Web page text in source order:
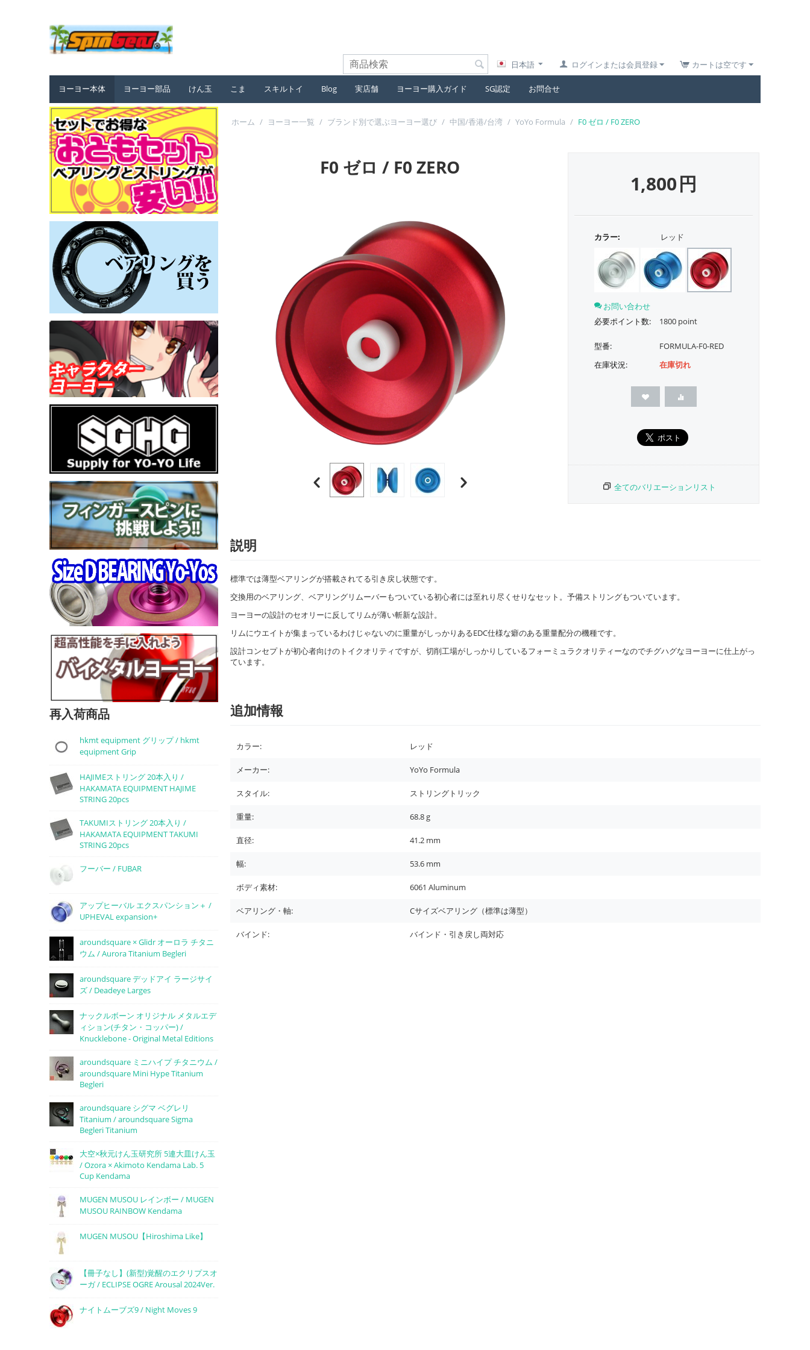
カートは空です
ログインまたは会員登録
日本語
ヨーヨー本体 ヨーヨー部品 けん玉 こま スキルトイ Blog 実店舗 ヨーヨー購入ガイド SG認定 お問合せ
再入荷商品
hkmt equipment グリップ / hkmt
equipment Grip
HAJIMEストリング 20本入り /
HAKAMATA EQUIPMENT HAJIME
STRING 20pcs
TAKUMIストリング 20本入り /
HAKAMATA EQUIPMENT TAKUMI
STRING 20pcs
フーバー / FUBAR
アップヒーバル エクスパンション＋ /
UPHEVAL expansion+
aroundsquare × Glidr オーロラ チタニ
ウム / Aurora Titanium Begleri
aroundsquare デッドアイ ラージサイ
ズ / Deadeye Larges
ナックルボーン オリジナル メタルエデ
ィション(チタン・コッパー) /
Knucklebone - Original Metal Editions
aroundsquare ミニハイプ チタニウム /
aroundsquare Mini Hype Titanium
Begleri
aroundsquare シグマ ベグレリ
Titanium / aroundsquare Sigma
Begleri Titanium
大空×秋元けん玉研究所 5連大皿けん玉
/ Ozora × Akimoto Kendama Lab. 5
Cup Kendama
MUGEN MUSOU レインボー / MUGEN
MUSOU RAINBOW Kendama
MUGEN MUSOU【Hiroshima Like】
【冊子なし】(新型)覚醒のエクリプスオ
ーガ / ECLIPSE OGRE Arousal 2024Ver.
ナイトムーブズ9 / Night Moves 9
ホーム / ヨーヨー一覧 / ブランド別で選ぶヨーヨー選び / 中国/香港/台湾 / YoYo Formula / F0 ゼロ / F0 ZERO
F0 ゼロ / F0 ZERO
1,800円
カラー: レッド
お問い合わせ
必要ポイント数:
1800 point
型番:
FORMULA-F0-RED
在庫状況:
在庫切れ
全てのバリエーションリスト
説明
標準では薄型ベアリングが搭載されてる引き戻し状態です。
交換用のベアリング、ベアリングリムーバーもついている初心者には至れり尽くせりなセット。予備ストリングもついています。
ヨーヨーの設計のセオリーに反してリムが薄い斬新な設計。
リムにウエイトが集まっているわけじゃないのに重量がしっかりあるEDC仕様な癖のある重量配分の機種です。
設計コンセプトが初心者向けのトイクオリティですが、切削工場がしっかりしているフォーミュラクオリティーなのでチグハグなヨーヨーに仕上がっ
ています。
追加情報
カラー: レッド
メーカー: YoYo Formula
スタイル: ストリングトリック
重量: 68.8g
直径: 41.2 mm
幅: 53.6 mm
ボディ素材: 6061 Aluminum
ベアリング・軸: Cサイズベアリング（標準は薄型）
バインド: バインド・引き戻し両対応